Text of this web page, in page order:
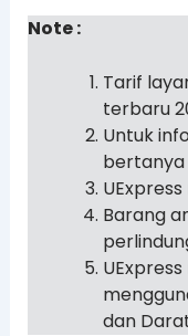
Note :
Tarif
terbaru
Untuk
bertanya
Barang
dan